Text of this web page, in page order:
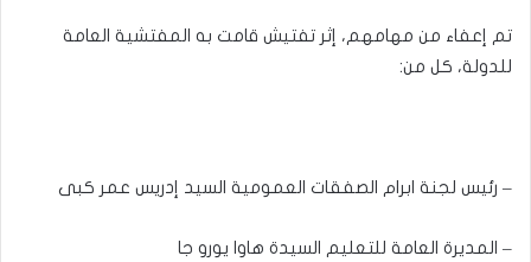
تم إعفاء من مهامهم، إثر تفتيش قامت به المفتشية العامة
للدولة، كل من:
– رئيس لجنة ابرام الصفقات العمومية السيد إدريس عمر كبى
– المديرة العامة للتعليم السيدة هاوا يورو جا